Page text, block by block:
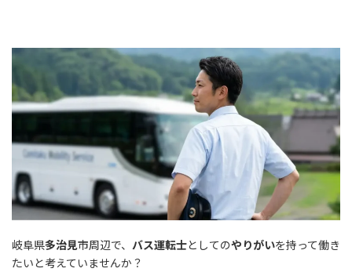
岐阜県多治見市周辺で、 バス運転士としてのやりがいを持って働き
たいと考えていませんか？